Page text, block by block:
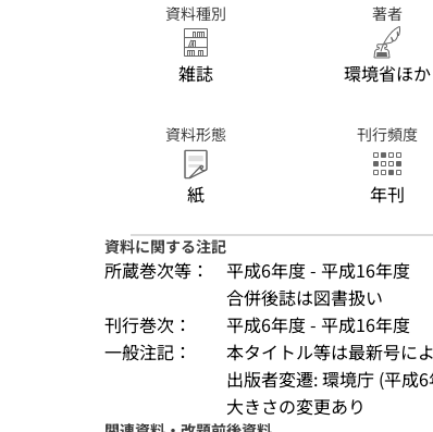
資料種別
雑誌
著者
環境省ほか
資料形態
紙
刊行頻度
年刊
資料に関する注記
所蔵巻次等：
平成6年度 - 平成16年度
合併後誌は図書扱い
刊行巻次：
平成6年度 - 平成16年度
一般注記：
本タイトル等は最新号に
出版者変遷: 環境庁 (平成
大きさの変更あり